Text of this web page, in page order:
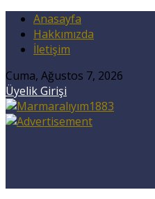
Anasayfa
Hakkımızda
İletişim
Cuma, Ağustos 7, 2026
Üyelik Girişi